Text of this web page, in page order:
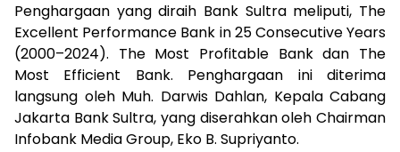
Penghargaan yang diraih Bank Sultra meliputi, The
Excellent Performance Bank in 25 Consecutive Years
(2000–2024). The Most Profitable Bank dan The
Most Efficient Bank. Penghargaan ini diterima
langsung oleh Muh. Darwis Dahlan, Kepala Cabang
Jakarta Bank Sultra, yang diserahkan oleh Chairman
Infobank Media Group, Eko B. Supriyanto.